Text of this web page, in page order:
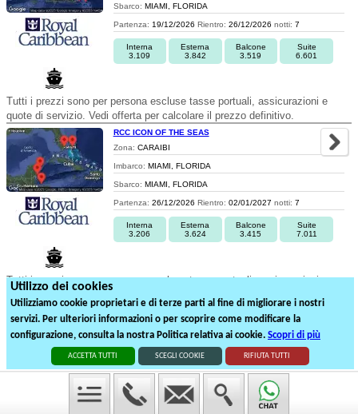
Utilizzo dei cookies
Utilizziamo cookie proprietari e di terze parti al fine di migliorare i nostri
servizi. Per ulteriori informazioni o per scoprire come modificare la
configurazione, consulta la nostra Politica relativa ai cookie. Scopri di più
ACCETTA TUTTI SCEGLI COOKIE RIFIUTA TUTTI
Sbarco: MIAMI, FLORIDA
Partenza: 19/12/2026 Rientro: 26/12/2026 notti: 7
Interna
3.109
Esterna
3.842
Balcone
3.519
Suite
6.601
Tutti i prezzi sono per persona escluse tasse portuali, assicurazioni e
quote di servizio. Vedi offerta per calcolare il prezzo definitivo.
RCC ICON OF THE SEAS
Zona: CARAIBI
Imbarco: MIAMI, FLORIDA
Sbarco: MIAMI, FLORIDA
Partenza: 26/12/2026 Rientro: 02/01/2027 notti: 7
Interna
3.206
Esterna
3.624
Balcone
3.415
Suite
7.011
Tutti i prezzi sono per persona escluse tasse portuali, assicurazioni e
1 2 3 4 5
87partenze suddivise in5pagine